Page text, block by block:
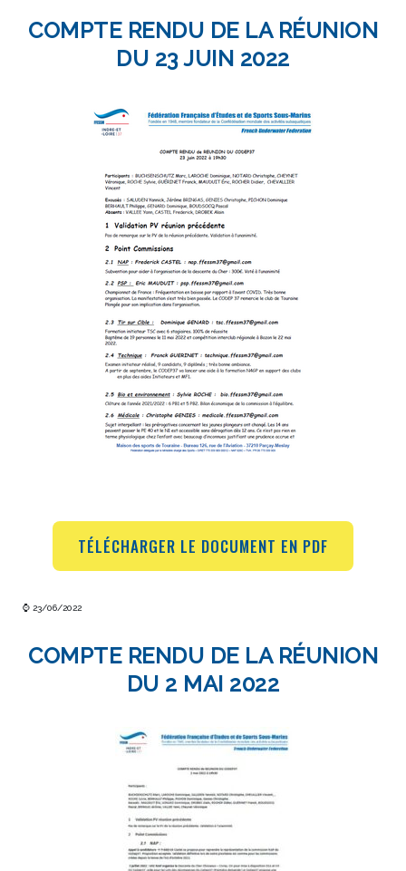
COMPTE RENDU DE LA RÉUNION
DU 23 JUIN 2022
TÉLÉCHARGER LE DOCUMENT EN PDF
⌚ 23/06/2022
COMPTE RENDU DE LA RÉUNION
DU 2 MAI 2022